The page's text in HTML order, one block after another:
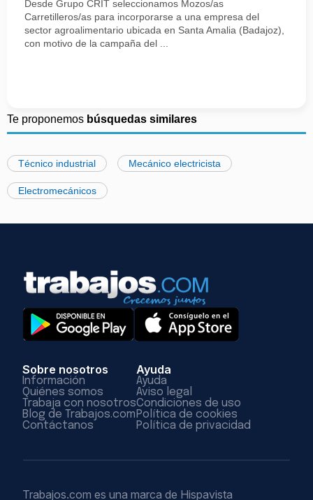
Desde Grupo CRIT seleccionamos Mozos/as
Carretilleros/as para incorporarse a una empresa del
sector agroalimentario ubicada en Santa Amalia (Badajoz),
con motivo de la campaña del ...
Te proponemos búsquedas similares
Técnico industrial Mecánico electricista
Electromecánicos
Sobre nosotros
Información
Quiénes somos
Trabaja con nosotros
Blog de Trabajos.com
Contáctanos
Ayuda
Ayuda
Aviso legal
Condiciones de uso
Política de cookies
Política de privacidad
Trabajos.com es una marca de Hispavista